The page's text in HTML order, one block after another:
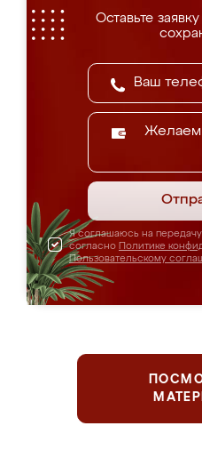
Оставьте
Я соглашаюсь на
согласно Политике
Пользовательскому